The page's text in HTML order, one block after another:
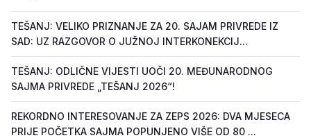
TEŠANJ: VELIKO PRIZNANJE ZA 20. SAJAM PRIVREDE IZ
SAD: UZ RAZGOVOR O JUŽNOJ INTERKONEKCIJ...
TEŠANJ: ODLIČNE VIJESTI UOČI 20. MEĐUNARODNOG
SAJMA PRIVREDE „TEŠANJ 2026“!
REKORDNO INTERESOVANJE ZA ZEPS 2026: DVA MJESECA
PRIJE POČETKA SAJMA POPUNJENO VIŠE OD 80 ...